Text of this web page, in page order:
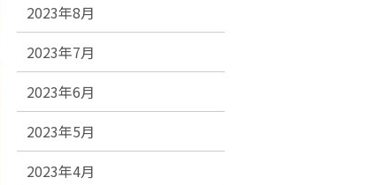
2023年8月
2023年7月
2023年6月
2023年5月
2023年4月